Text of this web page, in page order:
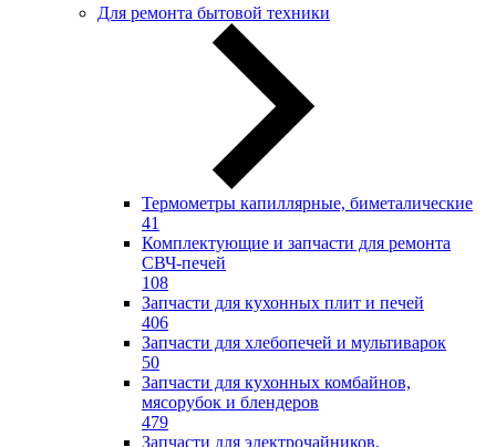
Для ремонта бытовой техники
Термометры капиллярные, биметалические
41
Комплектующие и запчасти для ремонта
СВЧ-печей
108
Запчасти для кухонных плит и печей
406
Запчасти для хлебопечей и мультиварок
50
Запчасти для кухонных комбайнов,
мясорубок и блендеров
479
Запчасти для электрочайников,